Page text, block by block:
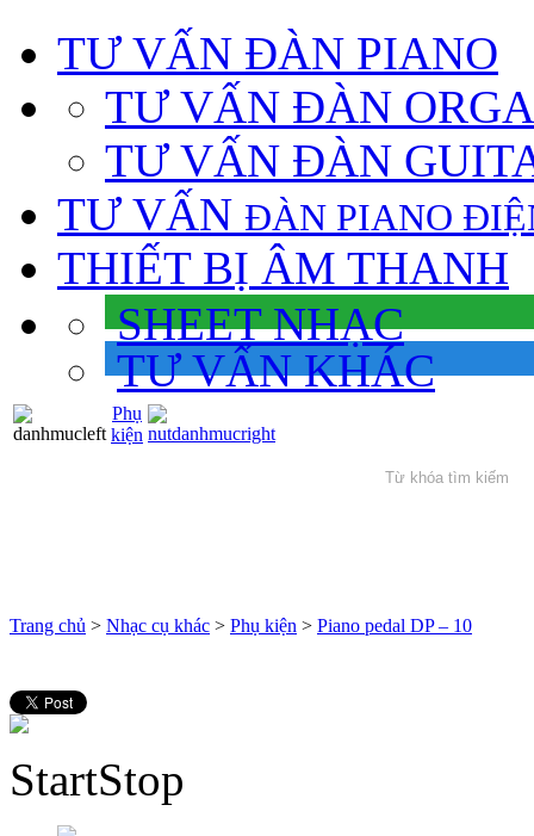
TƯ VẤN ĐÀN PIANO
TƯ VẤN ÐÀN
TƯ VẤN ÐÀN
TƯ VẤN ÐÀN PIANO
THIẾT BỊ ÂM THANH
SHEET NHẠC
TƯ VẤN KHÁC
Phụ
kiện
Trang chủ > Nhạc cụ khác > Phụ kiện > Piano pedal DP – 10
StartStop